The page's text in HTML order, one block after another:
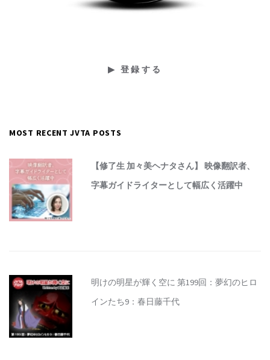
MOST RECENT JVTA POSTS
【修了生 加々美ヘナタさん】 映像翻訳者、
字幕ガイドライターとして幅広く活躍中
明けの明星が輝く空に 第199回：夢幻のヒロ
インたち9：春日藤千代